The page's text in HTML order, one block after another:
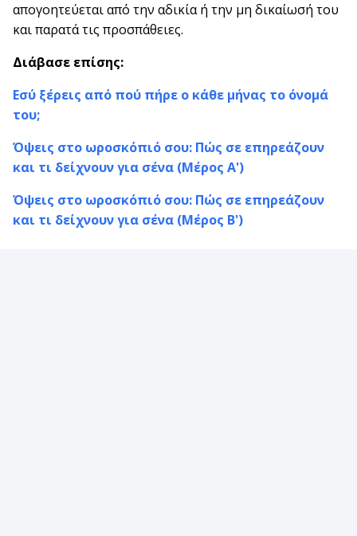
απογοητεύεται από την αδικία ή την μη δικαίωσή του
και παρατά τις προσπάθειες.
Διάβασε επίσης:
Εσύ ξέρεις από πού πήρε ο κάθε μήνας το όνομά
του;
Όψεις στο ωροσκόπιό σου: Πώς σε επηρεάζουν
και τι δείχνουν για σένα (Μέρος Α')
Όψεις στο ωροσκόπιό σου: Πώς σε επηρεάζουν
και τι δείχνουν για σένα (Μέρος Β')